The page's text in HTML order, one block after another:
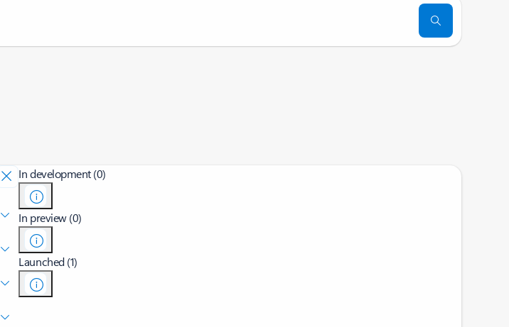
In development (0)
In preview (0)
Launched (1)